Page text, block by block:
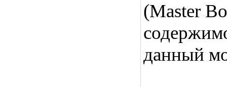
(Master
данный